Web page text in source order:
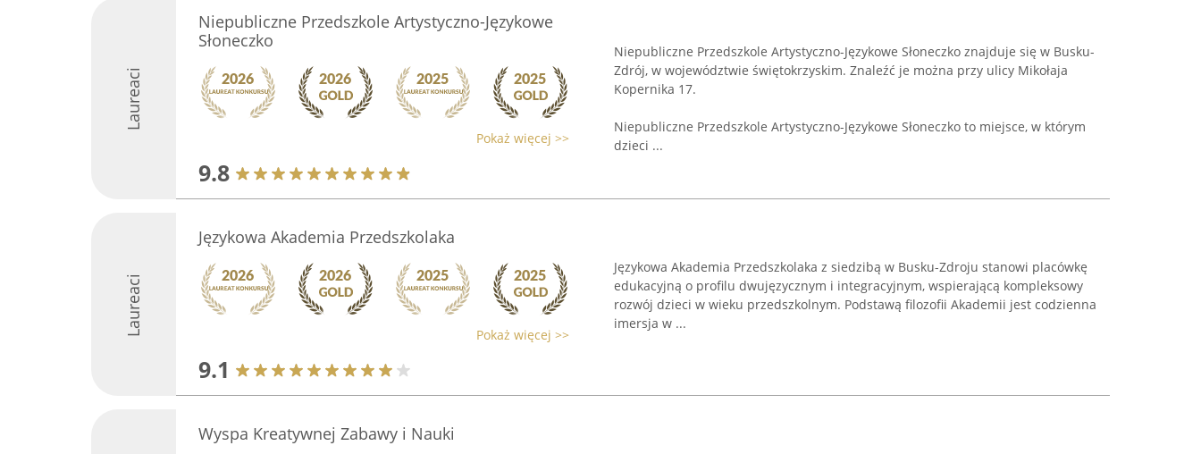
Laureaci
Niepubliczne Przedszkole Artystyczno-Językowe
Słoneczko
Pokaż więcej >>
9.8
Niepubliczne Przedszkole Artystyczno-Językowe Słoneczko znajduje się w Busku-
Zdrój, w województwie świętokrzyskim. Znaleźć je można przy ulicy Mikołaja
Kopernika 17.
Niepubliczne Przedszkole Artystyczno-Językowe Słoneczko to miejsce, w którym
dzieci ...
Laureaci
Językowa Akademia Przedszkolaka
Pokaż więcej >>
9.1
Językowa Akademia Przedszkolaka z siedzibą w Busku-Zdroju stanowi placówkę
edukacyjną o profilu dwujęzycznym i integracyjnym, wspierającą kompleksowy
rozwój dzieci w wieku przedszkolnym. Podstawą filozofii Akademii jest codzienna
imersja w ...
Wyspa Kreatywnej Zabawy i Nauki